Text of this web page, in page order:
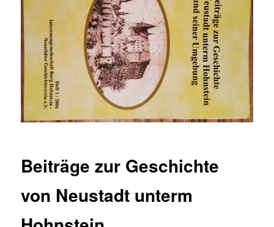
Beiträge zur Geschichte
von Neustadt unterm